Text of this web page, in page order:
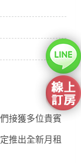
接獲多位貴賓
推出全新月租